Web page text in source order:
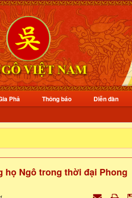
Phả Thông báo Diễn đàn
họ Ngô trong thời đại Phong